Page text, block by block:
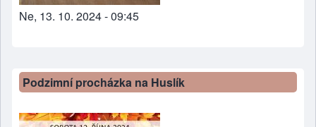
Ne, 13. 10. 2024 - 09:45
Podzimní procházka na Huslík